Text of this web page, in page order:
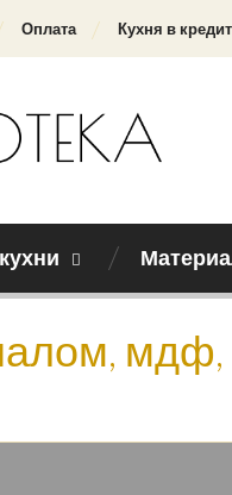
Оплата Кухня в кредит